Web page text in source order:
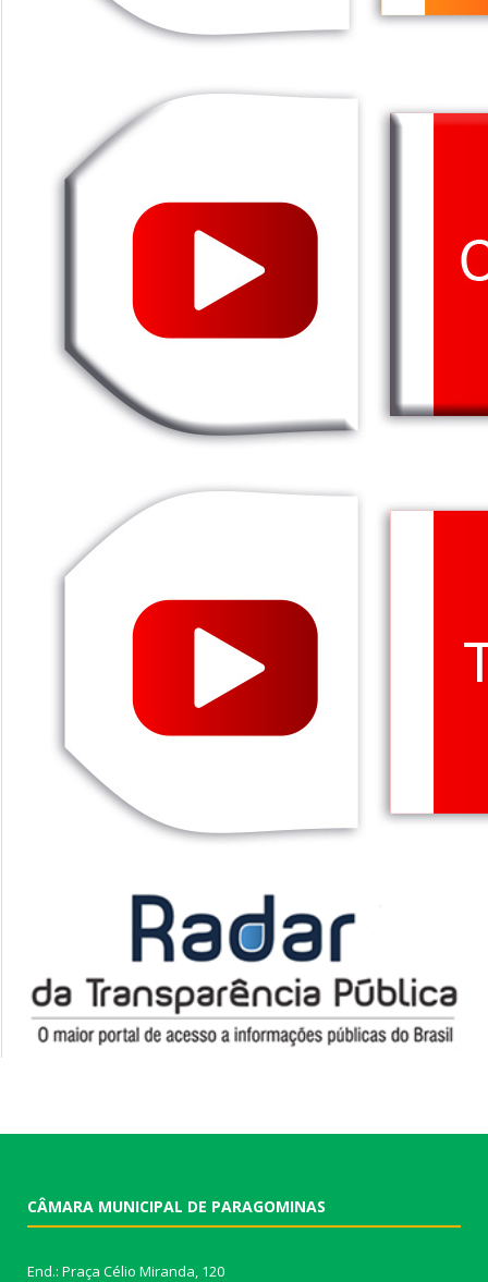
CÂMARA MUNICIPAL DE PARAGOMINAS
End.: Praça Célio Miranda, 120